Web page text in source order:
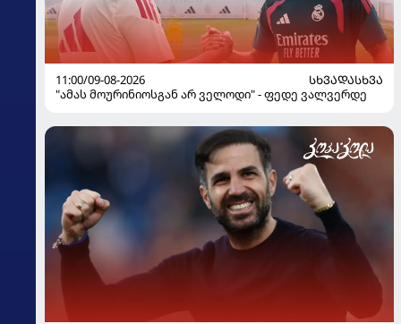
11:00/09-08-2026
ᲡᲮᲕᲐᲓᲐᲡᲮᲕᲐ
"ამას მოურინიოსგან არ ველოდი" - ფედე ვალვერდე